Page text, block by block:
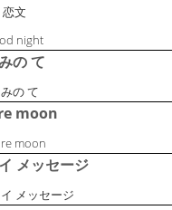
恋文
night
の て
の て
moon
moon
メッセージ
メッセージ